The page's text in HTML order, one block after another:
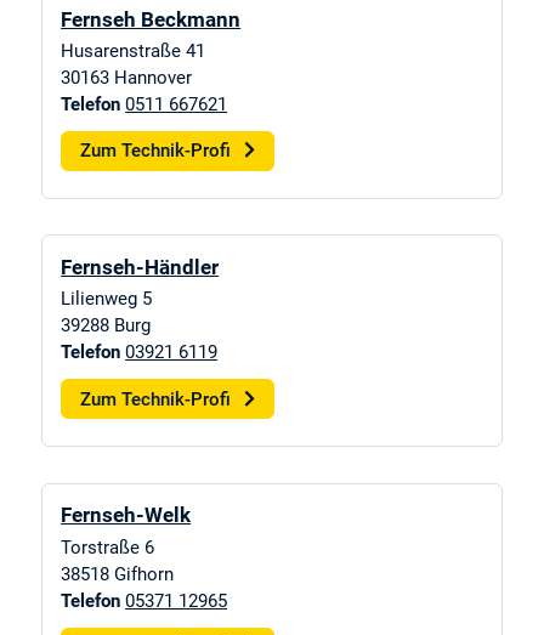
Fernseh Beckmann
Husarenstraße 41
30163 Hannover
Telefon 0511 667621
Zum Technik-Profi
Fernseh-Händler
Lilienweg 5
39288 Burg
Telefon 03921 6119
Zum Technik-Profi
Fernseh-Welk
Torstraße 6
38518 Gifhorn
Telefon 05371 12965